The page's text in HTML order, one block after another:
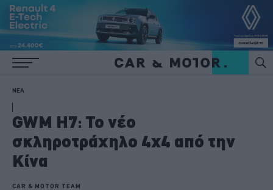
ΝΕΑ
GWM H7: Το νέο
σκληροτράχηλο 4x4 από την
Κίνα
CAR & MOTOR TEAM